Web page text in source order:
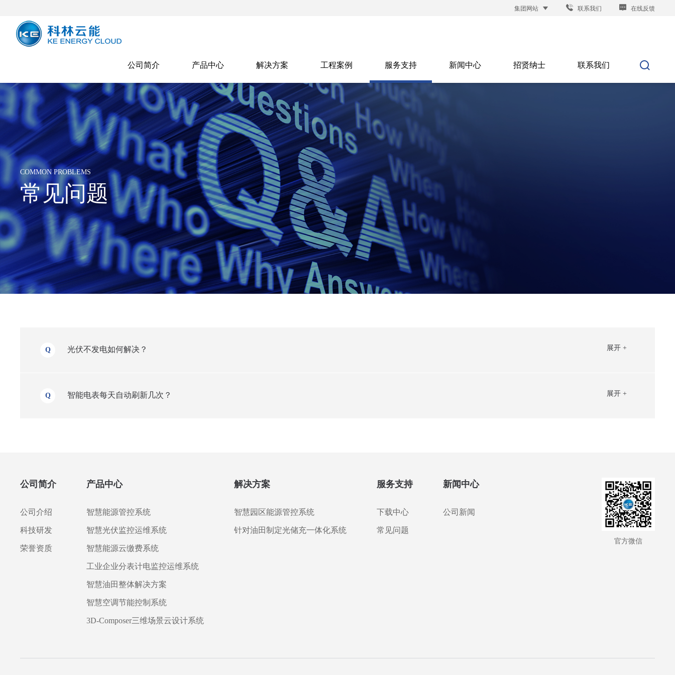
集团网站 联系我们 在线反馈
公司简介 产品中心 解决方案 工程案例 服务支持 新闻中心 招贤纳士 联系我们
COMMON PROBLEMS
常见问题
Q 光伏不发电如何解决？ 展开 +
Q 智能电表每天自动刷新几次？ 展开 +
公司简介
公司介绍
科技研发
荣誉资质
产品中心
智慧能源管控系统
智慧光伏监控运维系统
智慧能源云缴费系统
工业企业分表计电监控运维系统
智慧油田整体解决方案
智慧空调节能控制系统
3D-Composer三维场景云设计系统
解决方案
智慧园区能源管控系统
针对油田制定光储充一体化系统
服务支持
下载中心
常见问题
新闻中心
公司新闻
官方微信